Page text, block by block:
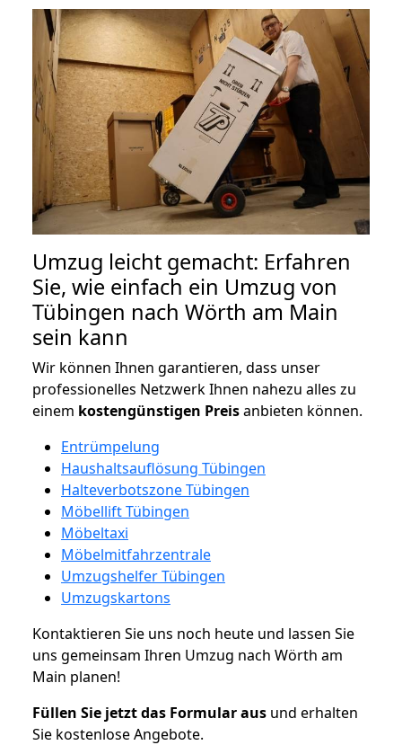
Umzug leicht gemacht: Erfahren
Sie, wie einfach ein Umzug von
Tübingen nach Wörth am Main
sein kann
Wir können Ihnen garantieren, dass unser
professionelles Netzwerk Ihnen nahezu alles zu
einem kostengünstigen Preisanbieten können.
Entrümpelung
Haushaltsauflösung Tübingen
Halteverbotszone Tübingen
Möbellift Tübingen
Möbeltaxi
Möbelmitfahrzentrale
Umzugshelfer Tübingen
Umzugskartons
Kontaktieren Sie uns noch heute und lassen Sie
uns gemeinsam Ihren Umzug nach Wörth am
Main planen!
Füllen Sie jetzt das Formular aus und erhalten
Sie kostenlose Angebote.